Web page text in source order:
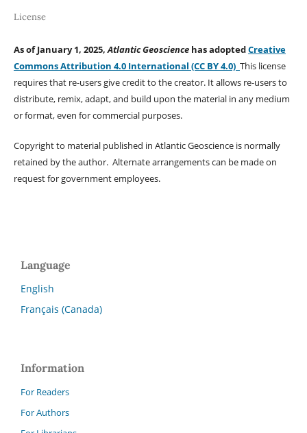
License
As of January 1, 2025,Atlantic Geosciencehas adoptedCreative
Commons Attribution 4.0 International (CC BY 4.0) This license
requires that re-users give credit to the creator. It allows re-users to
distribute, remix, adapt, and build upon the material in any medium
or format, even for commercial purposes.
Copyright to material published in Atlantic Geoscience is normally
retained by the author. Alternate arrangements can be made on
request for government employees.
Language
English
Français (Canada)
Information
For Readers
For Authors